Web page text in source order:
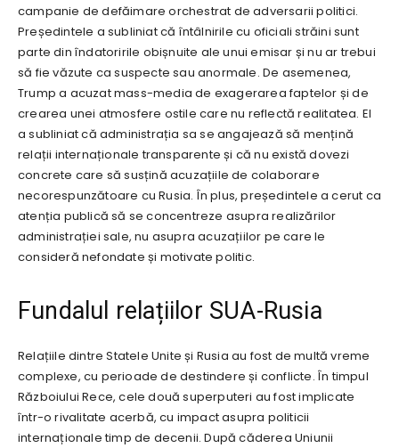
campanie de defăimare orchestrat de adversarii politici.
Președintele a subliniat că întâlnirile cu oficiali străini sunt
parte din îndatoririle obișnuite ale unui emisar și nu ar trebui
să fie văzute ca suspecte sau anormale. De asemenea,
Trump a acuzat mass-media de exagerarea faptelor și de
crearea unei atmosfere ostile care nu reflectă realitatea. El
a subliniat că administrația sa se angajează să mențină
relații internaționale transparente și că nu există dovezi
concrete care să susțină acuzațiile de colaborare
necorespunzătoare cu Rusia. În plus, președintele a cerut ca
atenția publică să se concentreze asupra realizărilor
administrației sale, nu asupra acuzațiilor pe care le
consideră nefondate și motivate politic.
Fundalul relațiilor SUA-Rusia
Relațiile dintre Statele Unite și Rusia au fost de multă vreme
complexe, cu perioade de destindere și conflicte. În timpul
Războiului Rece, cele două superputeri au fost implicate
într-o rivalitate acerbă, cu impact asupra politicii
internaționale timp de decenii. După căderea Uniunii